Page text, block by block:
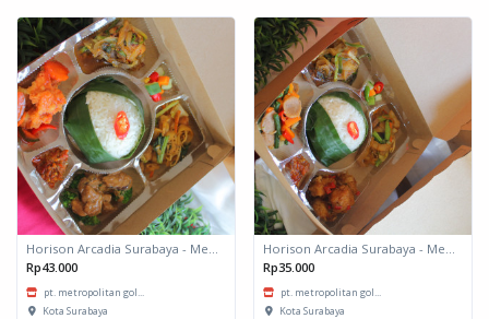
Rp43.000
pt. metropolitan gol...
Kota Surabaya
Rp35.000
pt. metropolitan gol...
Kota Surabaya